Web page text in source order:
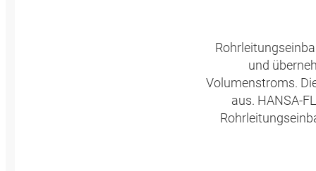
und
Volumenstroms.
aus.